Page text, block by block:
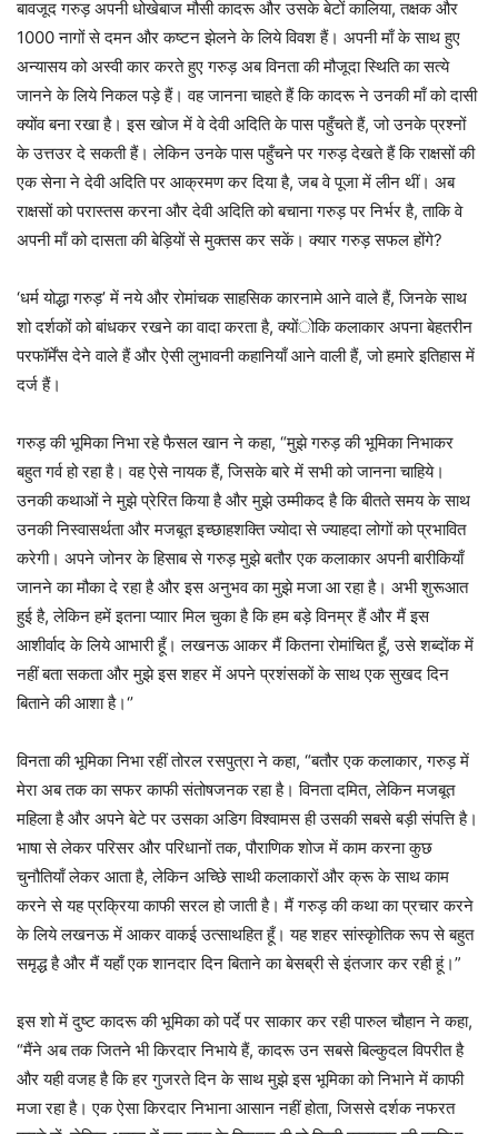
बावजूद गरुड़ अपनी धोखेबाज मौसी कादरू और उसके बेटों कालिया, तक्षक और
1000 नागों से दमन और कष्टन झेलने के लिये विवश हैं। अपनी माँ के साथ हुए
अन्यासय को अस्वी कार करते हुए गरुड़ अब विनता की मौजूदा स्थिति का सत्ये
जानने के लिये निकल पड़े हैं। वह जानना चाहते हैं कि कादरू ने उनकी माँ को दासी
क्योंव बना रखा है। इस खोज में वे देवी अदिति के पास पहुँचते हैं, जो उनके प्रश्नों
के उत्तउर दे सकती हैं। लेकिन उनके पास पहुँचने पर गरुड़ देखते हैं कि राक्षसों की
एक सेना ने देवी अदिति पर आक्रमण कर दिया है, जब वे पूजा में लीन थीं। अब
राक्षसों को परास्तस करना और देवी अदिति को बचाना गरुड़ पर निर्भर है, ताकि वे
अपनी माँ को दासता की बेड़ियों से मुक्तस कर सकें। क्यार गरुड़ सफल होंगे?
‘धर्म योद्धा गरुड़’ में नये और रोमांचक साहसिक कारनामे आने वाले हैं, जिनके साथ
शो दर्शकों को बांधकर रखने का वादा करता है, क्योंोकि कलाकार अपना बेहतरीन
परफॉर्मेंस देने वाले हैं और ऐसी लुभावनी कहानियाँ आने वाली हैं, जो हमारे इतिहास में
दर्ज हैं।
गरुड़ की भूमिका निभा रहे फैसल खान ने कहा, “मुझे गरुड़ की भूमिका निभाकर
बहुत गर्व हो रहा है। वह ऐसे नायक हैं, जिसके बारे में सभी को जानना चाहिये।
उनकी कथाओं ने मुझे प्रेरित किया है और मुझे उम्मीकद है‍ कि बीतते समय के साथ
उनकी निस्वासर्थता और मजबूत इच्छाहशक्ति ज्याेदा से ज्याहदा लोगों को प्रभावित
करेगी। अपने जोनर के हिसाब से गरुड़ मुझे बतौर एक कलाकार अपनी बारीकियाँ
जानने का मौका दे रहा है और इस अनुभव का मुझे मजा आ रहा है। अभी शुरूआत
हुई है, लेकिन हमें इतना प्याार मिल चुका है कि हम बड़े विनम्र हैं और मैं इस
आशीर्वाद के लिये आभारी हूँ। लखनऊ आकर मैं कितना रोमांचित हूँ, उसे शब्दोंक में
नहीं बता सकता और मुझे इस शहर में अपने प्रशंसकों के साथ एक सुखद दिन
बिताने की आशा है।‘’
विनता की भूमिका निभा रहीं तोरल रसपुत्रा ने कहा, “बतौर एक कलाकार, गरुड़ में
मेरा अब तक का सफर काफी संतोषजनक रहा है। विनता दमित, लेकिन मजबूत
महिला है और अपने बेटे पर उसका अडिग विश्वामस ही उसकी सबसे बड़ी संपत्ति है।
भाषा से लेकर परिसर और परिधानों तक, पौराणिक शोज में काम करना कुछ
चुनौतियाँ लेकर आता है, लेकिन अच्छेि साथी कलाकारों और क्रू के साथ काम
करने से यह प्रक्रिया काफी सरल हो जाती है। मैं गरुड़ की कथा का प्रचार करने
के लिये लखनऊ में आकर वाकई उत्साथहित हूँ। यह शहर सांस्कृोतिक रूप से बहुत
समृद्ध है और मैं यहाँ एक शानदार दिन बिताने का बेसब्री से इंतजार कर रही हूं।”
इस शो में दुष्ट कादरू की भूमिका को पर्दे पर साकार कर रही पारुल चौहान ने कहा,
“मैंने अब तक जितने भी किरदार निभाये हैं, कादरू उन सबसे बिल्कुदल विपरीत है
और यही वजह है कि हर गुजरते दिन के साथ मुझे इस भूमिका को निभाने में काफी
मजा रहा है। एक ऐसा किरदार निभाना आसान नहीं होता, जिससे दर्शक नफरत